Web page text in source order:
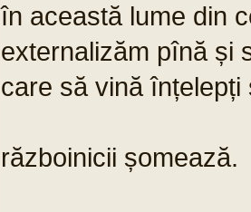
în această lume din
externalizăm pînă și
care să vină
războinicii șomează.